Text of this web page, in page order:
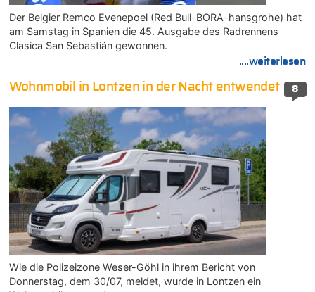
Der Belgier Remco Evenepoel (Red Bull-BORA-hansgrohe) hat
am Samstag in Spanien die 45. Ausgabe des Radrennens
Clasica San Sebastián gewonnen.
....weiterlesen
8
Wohnmobil in Lontzen in der Nacht entwendet
Wie die Polizeizone Weser-Göhl in ihrem Bericht von
Donnerstag, dem 30/07, meldet, wurde in Lontzen ein